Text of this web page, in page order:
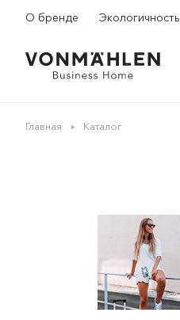
О бренде Экологичность
Главная Каталог